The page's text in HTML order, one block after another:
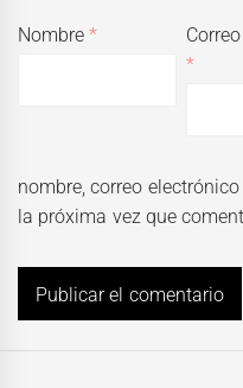
Nombre*
*
nombre, correo
la próxima vez que